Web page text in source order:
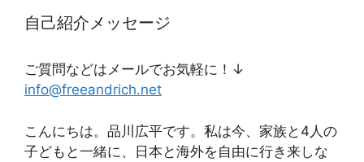
自己紹介メッセージ
ご質問などはメールでお気軽に！↓
info@freeandrich.net
こんにちは。品川広平です。私は今、家族と4人の
子どもと一緒に、日本と海外を自由に行き来しな